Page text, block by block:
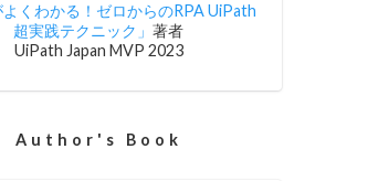
よくわかる！ゼロからのRPA UiPath
超実践テクニック」著者
UiPath Japan MVP 2023
Author's Book